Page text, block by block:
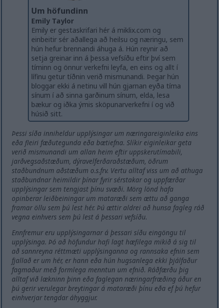
Um höfundinn
Emily Taylor
Emily er gestaskrifari hér á miklix.com og
einbeitir sér aðallega að heilsu og næringu, sem
hún hefur brennandi áhuga á. Hún reynir að
setja greinar inn á þessa vefsíðu eftir því sem
tíminn og önnur verkefni leyfa, en eins og allt í
lífinu getur tíðnin verið mismunandi. Þegar hún
bloggar ekki á netinu vill hún gjarnan eyða tíma
sínum í að sinna garðinum sínum, elda, lesa
bækur og iðka ýmis sköpunarverkefni í og ​​við
húsið sitt.
Þessi síða inniheldur upplýsingar um næringareiginleika eins
eða fleiri fæðutegunda eða bætiefna. Slíkir eiginleikar geta
verið mismunandi um allan heim eftir uppskerutímabili,
jarðvegsaðstæðum, dýravelferðaraðstæðum, öðrum
staðbundnum aðstæðum o.s.frv. Vertu alltaf viss um að athuga
staðbundnar heimildir þínar fyrir sérstakar og uppfærðar
upplýsingar sem tengjast þínu svæði. Mörg lönd hafa
opinberar leiðbeiningar um mataræði sem ættu að ganga
framar öllu sem þú lest hér. Þú ættir aldrei að hunsa fagleg ráð
vegna einhvers sem þú lest á þessari vefsíðu.
Ennfremur eru upplýsingarnar á þessari síðu eingöngu til
upplýsinga. Þó að höfundur hafi lagt hæfilega mikið á sig til
að sannreyna réttmæti upplýsinganna og rannsaka efnin sem
fjallað er um hér, er hann eða hún hugsanlega ekki þjálfaður
fagmaður með formlega menntun um efnið. Ráðfærðu þig
alltaf við lækninn þinn eða faglegan næringarfræðing áður en
þú gerir verulegar breytingar á mataræði þínu eða ef þú hefur
einhverjar tengdar áhyggjur.